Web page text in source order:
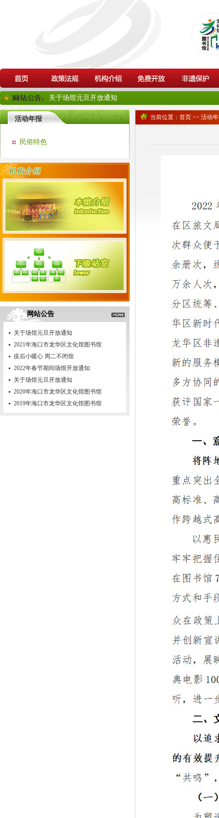
关于场馆元旦开放通知
活动年报
民俗特色
网站公告
关于场馆元旦开放通知
2021年海口市龙华区文化馆图书馆
疫后小暖心 周二不闭馆
2022年春节期间场馆开放通知
关于场馆元旦开放通知
2020年海口市龙华区文化馆图书馆
2019年海口市龙华区文化馆图书馆
当前位置： 首页 >> 活动